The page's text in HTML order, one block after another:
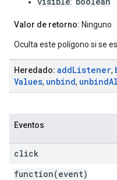
Valor de retorno: Ninguno
Oculta este polígono si se
Heredado: addListener,
Values, unbind, unbind
Eventos
click
function(event)